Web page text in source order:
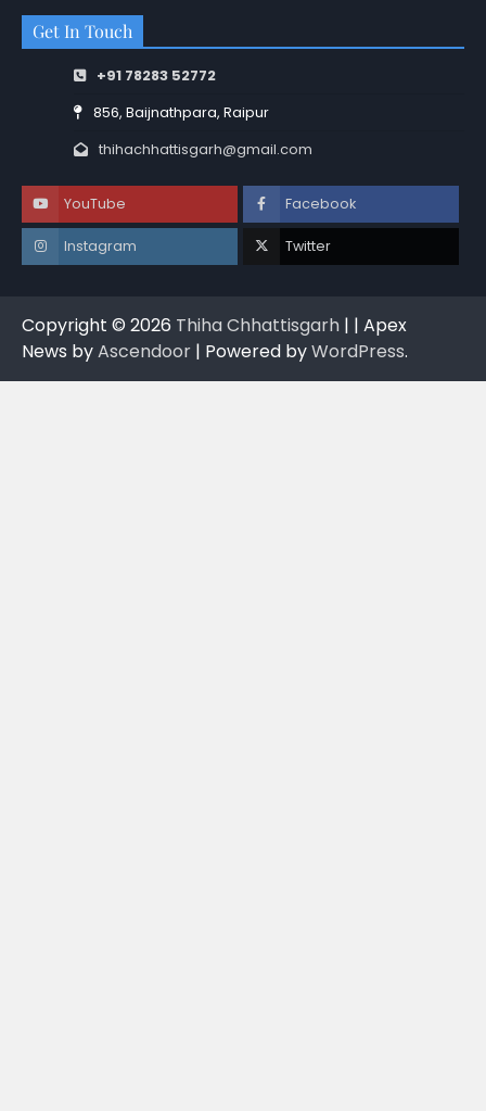
Get In Touch
+91 78283 52772
856, Baijnathpara, Raipur
thihachhattisgarh@gmail.com
YouTube Facebook
Instagram Twitter
Copyright © 2026 Thiha Chhattisgarh | | Apex
News byAscendoor | Powered byWordPress.